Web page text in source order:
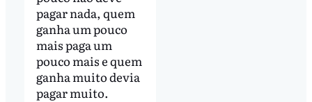
pagar nada, quem
ganha um pouco
mais paga um
pouco mais e quem
ganha muito devia
pagar muito.